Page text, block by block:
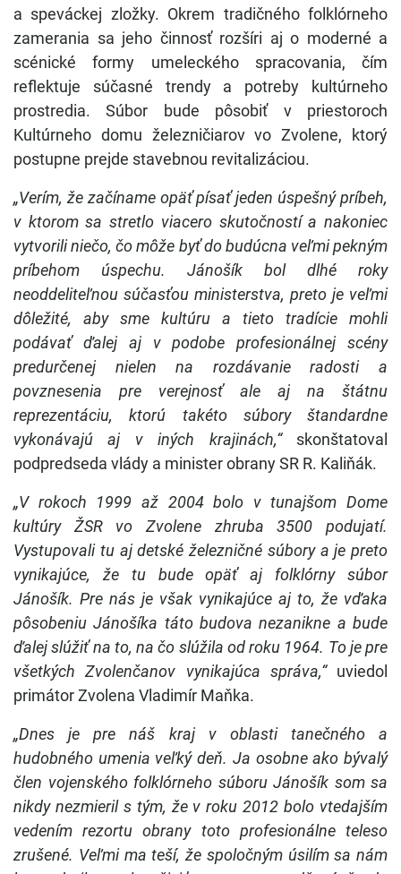
a speváckej zložky. Okrem tradičného folklórneho
zamerania sa jeho činnosť rozšíri aj o moderné a
scénické formy umeleckého spracovania, čím
reflektuje súčasné trendy a potreby kultúrneho
prostredia. Súbor bude pôsobiť v priestoroch
Kultúrneho domu železničiarov vo Zvolene, ktorý
postupne prejde stavebnou revitalizáciou.
„Verím, že začíname opäť písať jeden úspešný príbeh,
v ktorom sa stretlo viacero skutočností a nakoniec
vytvorili niečo, čo môže byť do budúcna veľmi pekným
príbehom úspechu. Jánošík bol dlhé roky
neoddeliteľnou súčasťou ministerstva, preto je veľmi
dôležité, aby sme kultúru a tieto tradície mohli
podávať ďalej aj v podobe profesionálnej scény
predurčenej nielen na rozdávanie radosti a
povznesenia pre verejnosť ale aj na štátnu
reprezentáciu, ktorú takéto súbory štandardne
vykonávajú aj v iných krajinách,“skonštatoval
podpredseda vlády a minister obrany SR R. Kaliňák.
„V rokoch 1999 až 2004 bolo v tunajšom Dome
kultúry ŽSR vo Zvolene zhruba 3500 podujatí.
Vystupovali tu aj detské železničné súbory a je preto
vynikajúce, že tu bude opäť aj folklórny súbor
Jánošík. Pre nás je však vynikajúce aj to, že vďaka
pôsobeniu Jánošíka táto budova nezanikne a bude
ďalej slúžiť na to, na čo slúžila od roku 1964. To je pre
všetkých Zvolenčanov vynikajúca správa,“uviedol
primátor Zvolena Vladimír Maňka.
„Dnes je pre náš kraj v oblasti tanečného a
hudobného umenia veľký deň. Ja osobne ako bývalý
člen vojenského folklórneho súboru Jánošík som sa
nikdy nezmieril s tým, že v roku 2012 bolo vtedajším
vedením rezortu obrany toto profesionálne teleso
zrušené. Veľmi ma teší, že spoločným úsilím sa nám